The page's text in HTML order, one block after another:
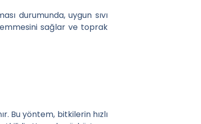
durumunda, uygun sıvı
sağlar ve toprak
Bu yöntem, bitkilerin hızlı